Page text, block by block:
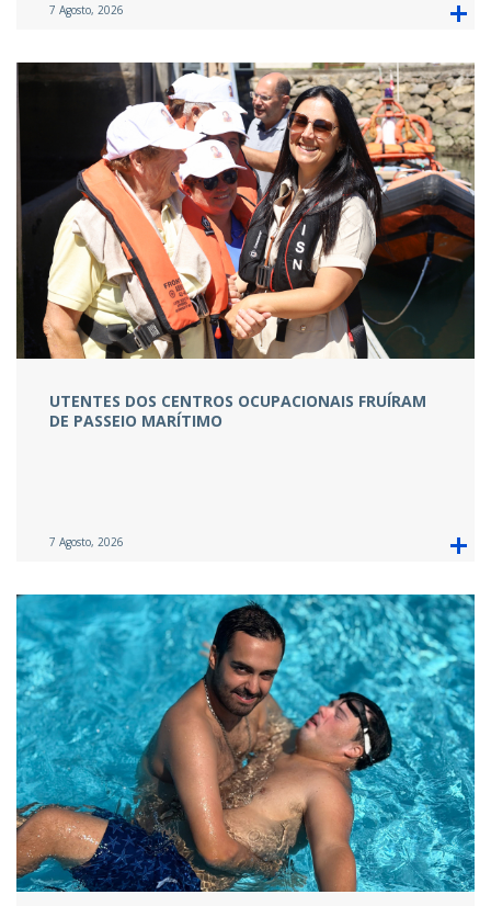
7 Agosto, 2026
UTENTES DOS CENTROS OCUPACIONAIS FRUÍRAM
DE PASSEIO MARÍTIMO
7 Agosto, 2026